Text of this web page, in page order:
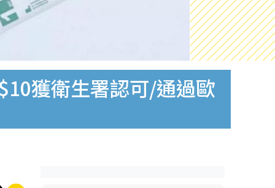
獲衛生署認可/通過歐